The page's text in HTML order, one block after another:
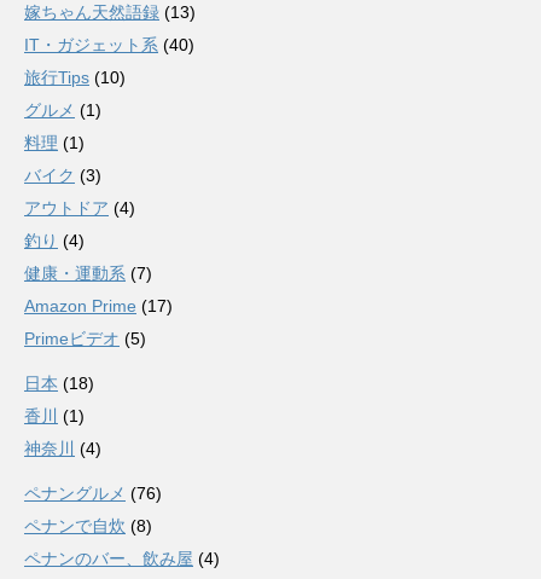
嫁ちゃん天然語録 (13)
IT・ガジェット系 (40)
旅行Tips (10)
グルメ (1)
料理 (1)
バイク (3)
アウトドア (4)
釣り (4)
健康・運動系 (7)
Amazon Prime (17)
Primeビデオ (5)
日本 (18)
香川
(1)
神奈川
(4)
ペナングルメ (76)
ペナンで自炊 (8)
ペナンのバー、飲み屋 (4)